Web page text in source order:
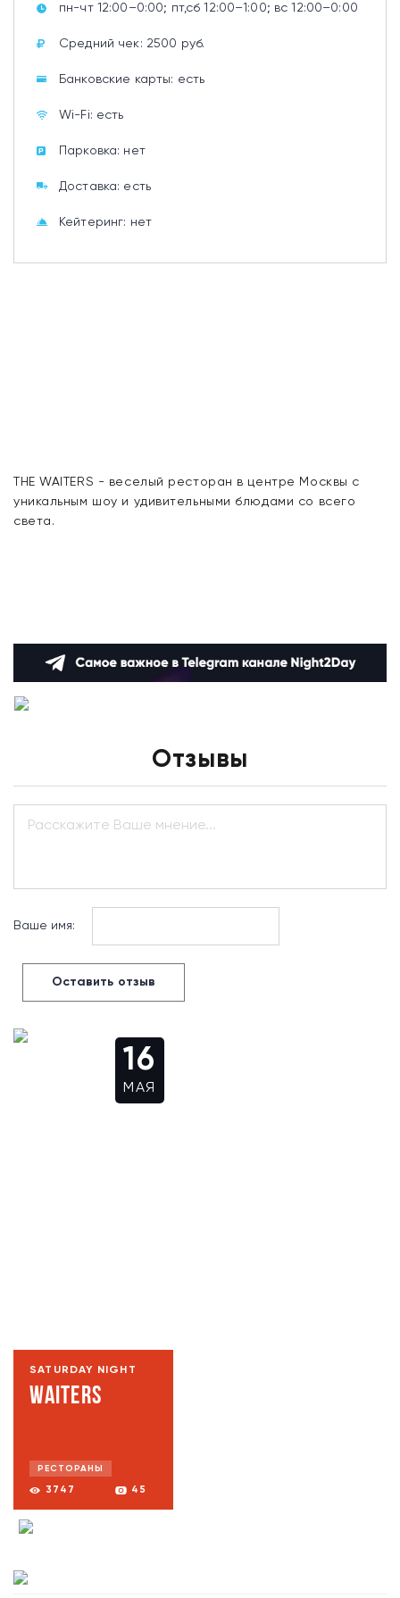
пн-чт 12:00–0:00; пт,сб 12:00–1:00; вс 12:00–0:00
Средний чек: 2500 руб.
Банковские карты: есть
Wi-Fi: есть
Парковка: нет
Доставка: есть
Кейтеринг: нет
THE WAITERS - веселый ресторан в центре Москвы с
уникальным шоу и удивительными блюдами со всего
света.
Отзывы
Расскажите Ваше мнение...
Ваше имя:
Оставить отзыв
16
МАЯ
SATURDAY NIGHT
WAITERS
РЕСТОРАНЫ
3747 45